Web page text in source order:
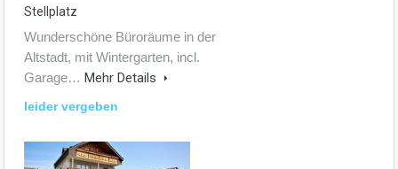
Stellplatz
Wunderschöne Büroräume in der
Altstadt, mit Wintergarten, incl.
Garage… Mehr Details
leider vergeben